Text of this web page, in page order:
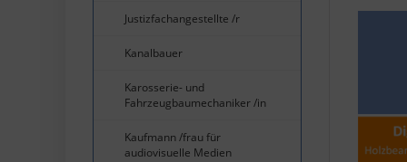
Justizfachangestellte /r
Kanalbauer
Karosserie- und
Fahrzeugbaumechaniker /in
Kaufmann /frau für
audiovisuelle Medien